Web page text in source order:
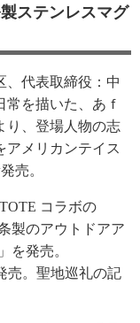
ステンレスマグ
、代表取締役：中
を描いた、あｆ
り、登場人物の志
アメリカンテイス
売。
コラボの
製のアウトドアア
を発売。
売。聖地巡礼の記